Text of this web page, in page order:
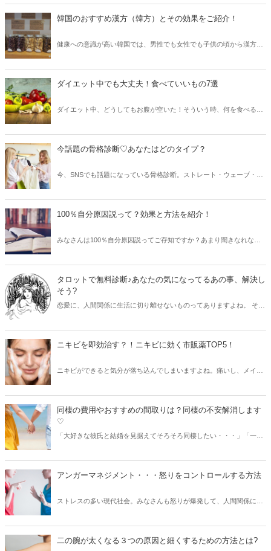
介します♡
韓国のおすすめ漢方（韓方）とその効果をご紹介！
健康への意識が高い韓国では、男性でも女性でも子供の頃から漢方
ダイエット中でも大丈夫！食べていいもの7選
ダイエット中、どうしてもお腹が空いた！そういう時、何を食べるか
今回は7個たっぷりご紹介します♪
今話題の骨格診断♡あなたはどのタイプ？
今、SNSでも話題になっている骨格診断。ストレート・ウェーブ・ナ
服を着ているからかも？骨格診断をすることで、自分自身の体型を一
番きれいに見せるお洋服がわかります。ぜひ、あなたも骨格診断をし
100％自分原因説って？効果と方法を紹介！
みなさんは100％自分原因説ってご存知ですか？あまり聞きなれない
め♪ 100％自分原因説の効果と方法を詳しくご紹介します。
タロットで無料診断♪あなたの気になってるあの事、解決し
そう?
恋愛に、人間関係に生活に切り離せないものってありますよね。 それ
せんか？ 3つの中から選ぶだけ♪タロット占いで簡単診断！
ニキビを即効治す？！ニキビに効く市販薬TOP5！
ニキビができると気分が落ち込んでしまいますよね。痛いし、メイク
に効果のある成分が違うので、そこにも着目しながらニキビを撃退し
ていきましょう！
同棲の費用やおすすめの間取りは？同棲の不安解消します
♡
「大好きな彼氏と結婚を見据えてそろそろ同棲したい・・・」「一緒
んだろう？間取りはどれくらいがいいんだろう？同棲４年目の筆者
が、そんな疑問を解決します♪
アンガーマネジメント・・・怒りをコントロールする方法
ストレスの多い現代社会。みなさんも怒りが爆発して、人間関係に亀
ばかり。 怒りがある時、どうやったらコントロールして、冷静にいら
れるのでしょうか。今回は怒りのコントロール法をお伝えします。
二の腕が太くなる３つの原因と細くするための方法とは?